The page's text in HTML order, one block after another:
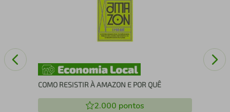
COMO RESISTIR À AMAZON E POR QUÊ
2.000 pontos